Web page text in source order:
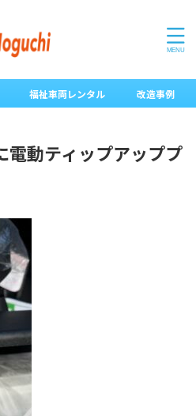
福祉車両レンタル 改造事例
電動ティップアッププ